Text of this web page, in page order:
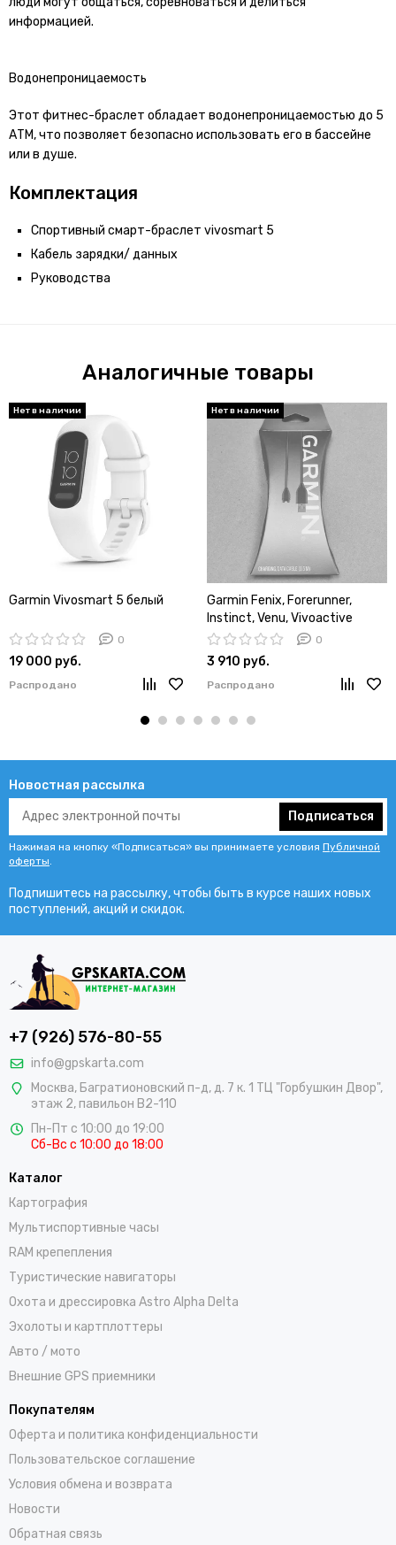
информацией.
Водонепроницаемость
Этот фитнес-браслет обладает водонепроницаемостью до 5
АТМ, что позволяет безопасно использовать его в бассейне
или в душе.
Комплектация
Спортивный смарт-браслет vivosmart 5
Кабель зарядки/ данных
Руководства
Аналогичные товары
Garmin Vivosmart 5 белый
0
19 000 руб.
Распродано
Garmin Fenix, Forerunner,
Instinct, Venu, Vivoactive
кабель питания 0,5 м
(Коробка)
0
3 910 руб.
Распродано
Новостная рассылка
Подписаться
Нажимая на кнопку «Подписаться» вы принимаете условия Публичной
оферты.
Подпишитесь на рассылку, чтобы быть в курсе наших новых
поступлений, акций и скидок.
+7 (926) 576-80-55
info@gpskarta.com
Москва, Багратионовский п-д, д. 7 к. 1 ТЦ "Горбушкин Двор",
этаж 2, павильон B2-110
Пн-Пт с 10:00 до 19:00
Сб-Вс с 10:00 до 18:00
Каталог
Картография
Мультиспортивные часы
RAM крепепления
Туристические навигаторы
Охота и дрессировка Astro Alpha Delta
Эхолоты и картплоттеры
Авто / мото
Внешние GPS приемники
Покупателям
Оферта и политика конфиденциальности
Пользовательское соглашение
Условия обмена и возврата
Новости
Обратная связь